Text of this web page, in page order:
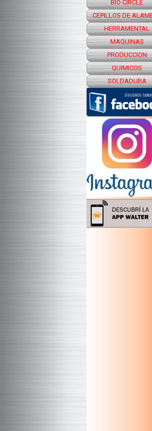
BIO CIRCLE
CEPILLOS DE
HERRAMENTAL
MAQUINAS
PRODUCCION
QUIMICOS
SOLDADURA